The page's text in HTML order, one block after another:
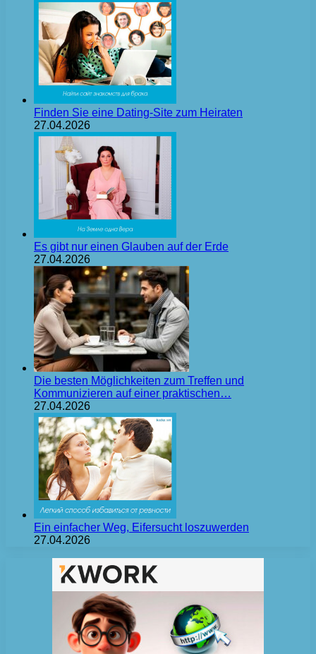
Finden Sie eine Dating-Site zum Heiraten
27.04.2026
Es gibt nur einen Glauben auf der Erde
27.04.2026
Die besten Möglichkeiten zum Treffen und
Kommunizieren auf einer praktischen…
27.04.2026
Ein einfacher Weg, Eifersucht loszuwerden
27.04.2026